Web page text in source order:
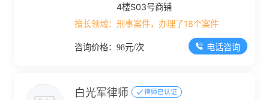
4楼S03号商铺
擅长领域：刑事案件，办理了18个案件
咨询价格：98元/次 电话咨询
白光军律师 律师已认证